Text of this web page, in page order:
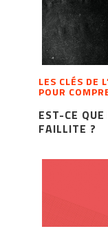
LES CLÉS DE
POUR
EST-CE
FAILLITE ?